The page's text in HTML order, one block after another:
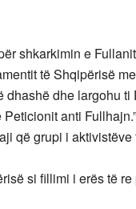
shkarkimin e
të Shqipërisë
dhashë dhe largohu ti
anti Fullhajn.”
që grupi i aktivistëve
si fillimi i erës të re